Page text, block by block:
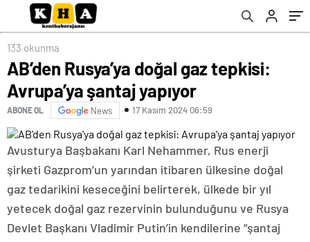
133 okunma
AB’den Rusya’ya doğal gaz tepkisi:
Avrupa’ya şantaj yapıyor
ABONE OL News 17 Kasım 2024 06:59
Avusturya Başbakanı Karl Nehammer, Rus enerji
şirketi Gazprom’un yarından itibaren ülkesine doğal
gaz tedarikini keseceğini belirterek, ülkede bir yıl
yetecek doğal gaz rezervinin bulunduğunu ve Rusya
Devlet Başkanı Vladimir Putin’in kendilerine “şantaj